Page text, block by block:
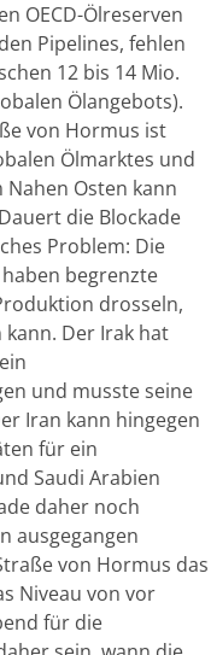
OECD-Ölreserven
Pipelines, fehlen
12 bis 14 Mio.
Ölangebots).
von Hormus ist
Ölmarktes und
Osten kann
die Blockade
Problem: Die
begrenzte
drosseln,
Der Irak hat
und musste seine
Iran kann hingegen
für ein
Saudi Arabien
daher noch
ausgegangen
von Hormus das
Niveau von vor
für die